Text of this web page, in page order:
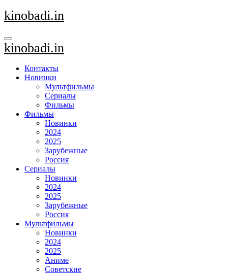
Перейти
к
kinobadi.in
kinobadi.in
Контакты
Новинки
Мультфильмы
Сериалы
Фильмы
Фильмы
Новинки
2024
2025
Зарубежные
Россия
Сериалы
Новинки
2024
2025
Зарубежные
Россия
Мультфильмы
Новинки
2024
2025
Аниме
Советские